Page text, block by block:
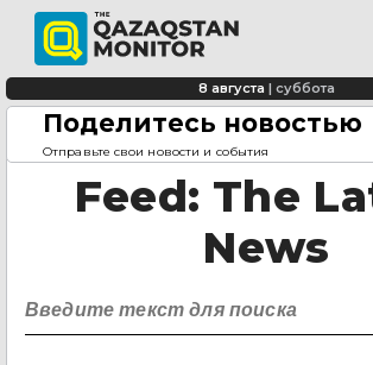
Поделитесь новостью
Отправьте свои новости и события
8 августа | суббота
Главная страница
Feed: The
News